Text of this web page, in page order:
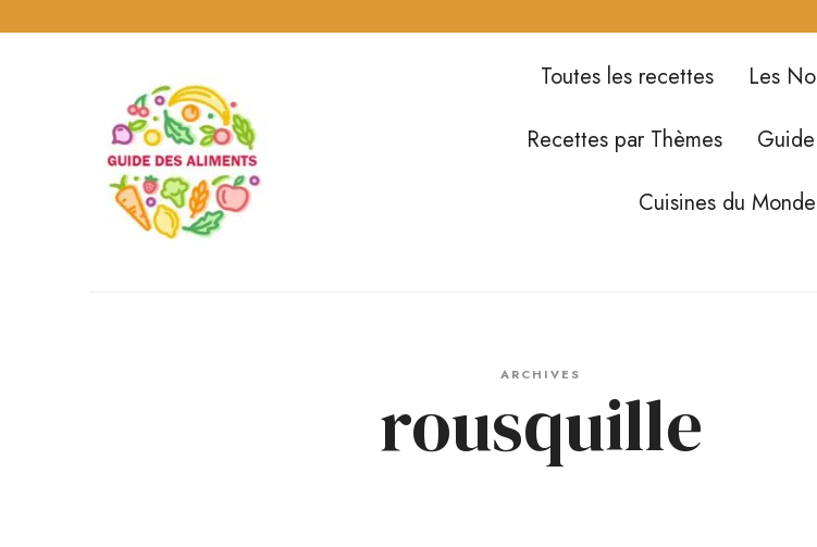
Guide
des
Aliments
Toutes les recettes Les
Recettes par Thèmes
Cuisines du Monde
ARCHIVES
rousquille